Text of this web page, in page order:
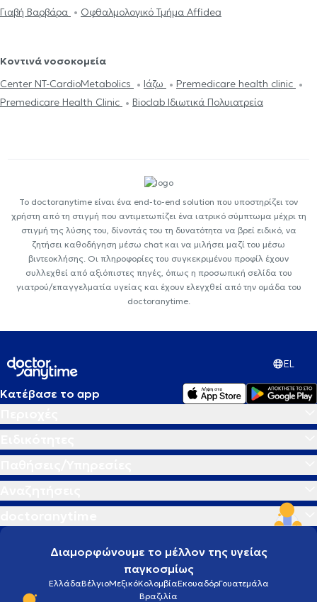
Γιαβή Βαρβάρα
Οφθαλμολογικό Τμήμα Affidea
Κοντινά νοσοκομεία
Center NT-CardioMetabolics
Ιάζω
Premedicare health clinic
Premedicare Health Clinic
Bioclab Ιδιωτικά Πολυιατρεία
Το doctoranytime είναι ένα end-to-end solution που υποστηρίζει τον
χρήστη από τη στιγμή που αντιμετωπίζει ένα ιατρικό σύμπτωμα μέχρι τη
στιγμή της λύσης του, δίνοντάς του τη δυνατότητα να βρεί ειδικό, να
ζητήσει καθοδήγηση μέσω chat και να μιλήσει μαζί του μέσω
βιντεοκλήσης. Οι πληροφορίες του συγκεκριμένου προφίλ έχουν
συλλεχθεί από αξιόπιστες πηγές, όπως η προσωπική σελίδα του
γιατρού/επαγγελματία υγείας και έχουν ελεγχθεί από την ομάδα του
doctoranytime.
EL
Κατέβασε το app
Διαμορφώνουμε το μέλλον της υγείας
παγκοσμίως
ΕλλάδαΒέλγιοΜεξικόΚολομβίαΕκουαδόρΓουατεμάλα
Βραζιλία